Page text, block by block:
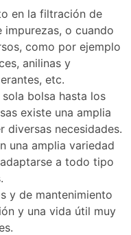
en la filtración de
o cuando
como por ejemplo
anilinas y
etc.
bolsa hasta los
existe una amplia
diversas necesidades.
una amplia variedad
a todo tipo
y de mantenimiento
y una vida útil muy